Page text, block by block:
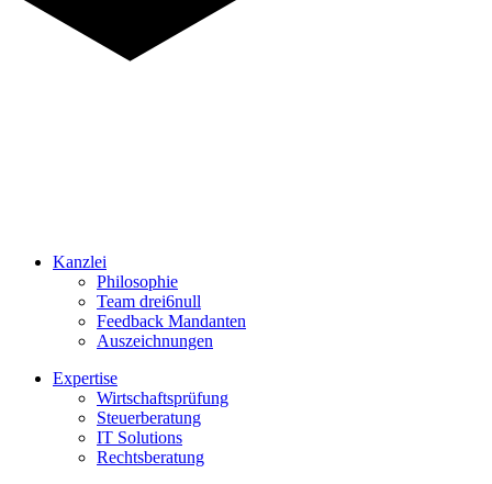
Kanzlei
Philosophie
Team drei6null
Feedback Mandanten
Auszeichnungen
Expertise
Wirtschaftsprüfung
Steuerberatung
IT Solutions
Rechtsberatung